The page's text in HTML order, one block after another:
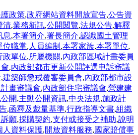
政策,政府網站資料開放宣告,公告資
清,業務新訊,公開閱覽,法規公告,解釋
息,本署簡介,署長簡介,認識國土管理
位職掌, 人員編制 ,本署家族,本署單位,
政單位,所屬機關,內政部區域計畫委員
,內政部都市更新公開評選申訴審議
,建築師懲戒覆審委員會,內政部都市設
畫審議會,內政部住宅審議會,營建建
開,主動公開資訊,中央法規,施政計
,函釋及裁量基準,行政指導文書,組織
願,採購契約,支付或接受之補助,說明
人資料保護,開放資料服務,國家賠償事